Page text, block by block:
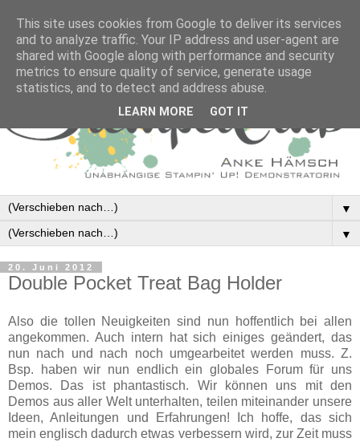
▼
▼
20. Juni 2012
Double Pocket Treat Bag Holder
Also die tollen Neuigkeiten sind nun hoffentlich bei allen
angekommen. Auch intern hat sich einiges geändert, das
nun nach und nach noch umgearbeitet werden muss. Z.
Bsp. haben wir nun endlich ein globales Forum für uns
Demos. Das ist phantastisch. Wir können uns mit den
Demos aus aller Welt unterhalten, teilen miteinander unsere
Ideen, Anleitungen und Erfahrungen!
Ich hoffe, das sich
mein englisch dadurch etwas verbessern wird, zur Zeit muss
This site uses cookies from Google to deliver its services
and to analyze traffic. Your IP address and user-agent are
shared with Google along with performance and security
metrics to ensure quality of service, generate usage
statistics, and to detect and address abuse.
LEARN MORE GOT IT